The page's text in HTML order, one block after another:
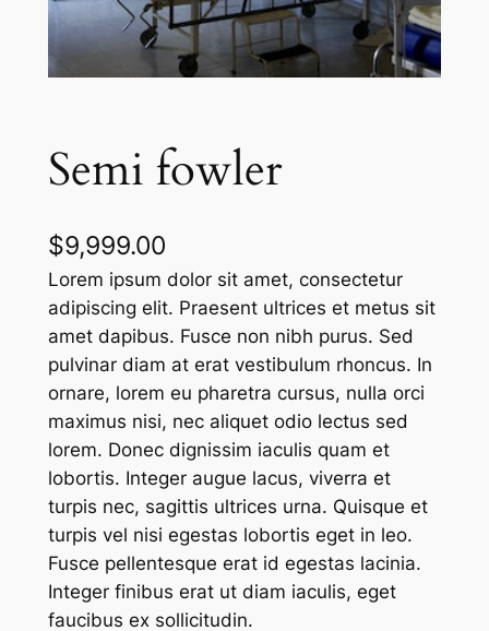
Semi fowler
$9,999.00
Lorem ipsum dolor sit amet, consectetur
adipiscing elit. Praesent ultrices et metus sit
amet dapibus. Fusce non nibh purus. Sed
pulvinar diam at erat vestibulum rhoncus. In
ornare, lorem eu pharetra cursus, nulla orci
maximus nisi, nec aliquet odio lectus sed
lorem. Donec dignissim iaculis quam et
lobortis. Integer augue lacus, viverra et
turpis nec, sagittis ultrices urna. Quisque et
turpis vel nisi egestas lobortis eget in leo.
Fusce pellentesque erat id egestas lacinia.
Integer finibus erat ut diam iaculis, eget
faucibus ex sollicitudin.